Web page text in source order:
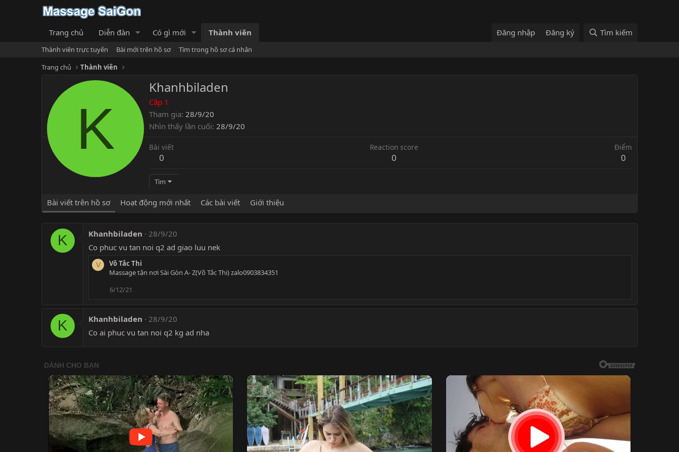
Trang chủ Diễn đàn Có gì mới Thành viên Đăng nhập Đăng ký Tìm kiếm
Thành viên trực tuyến Bài mới trên hồ sơ
Tìm trong hồ sơ cá nhân
Trang chủ
Thành viên
K
Khanhbiladen
Cấp 1
Tham gia 28/9/20
Nhìn thấy lần cuối 28/9/20
Bài viết
0
Reaction score
0
Điểm
0
Tìm
Bài viết trên hồ sơ Hoạt động mới nhất Các bài viết Giới thiệu
K Khanhbiladen
28/9/20
Co phuc vu tan noi q2 ad giao luu nek
V
Võ Tắc Thi
Massage tận nơi Sài Gòn A- Z(Võ Tắc Thi) zalo0903834351
6/12/21
K Khanhbiladen
28/9/20
Co ai phuc vu tan noi q2 kg ad nha